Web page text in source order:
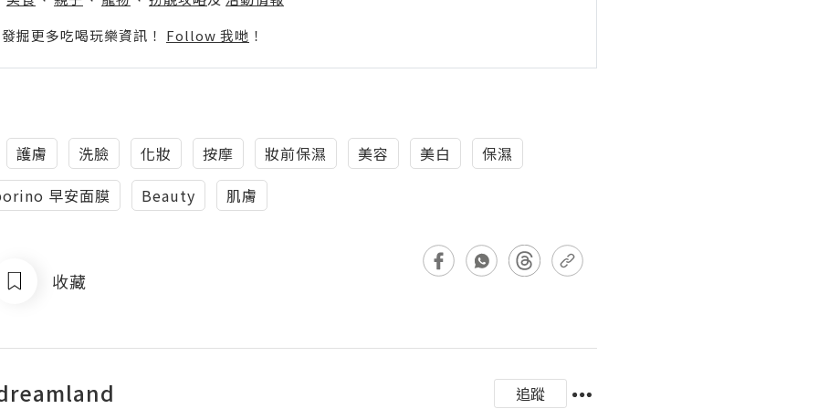
掘更多吃喝玩樂資訊！ Follow 我哋 ！
護膚 洗臉 化妝 按摩 妝前保濕 美容 美白
保濕
早安面膜
Beauty 肌膚
收藏
追蹤